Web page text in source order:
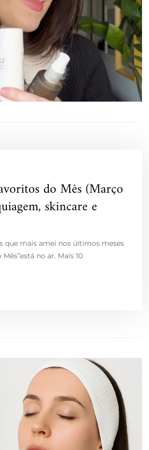
do Mês (Março
skincare e
que mais amei nos últimos meses
no ar. Mais 10